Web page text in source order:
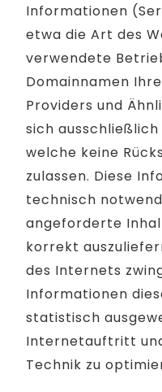
Informationen
etwa die Art des
verwendete
Domainnamen
Providers und
sich
welche keine
zulassen. Diese
technisch
angeforderte
korrekt
des Internets
Informationen
statistisch
Internetauftritt
Technik zu